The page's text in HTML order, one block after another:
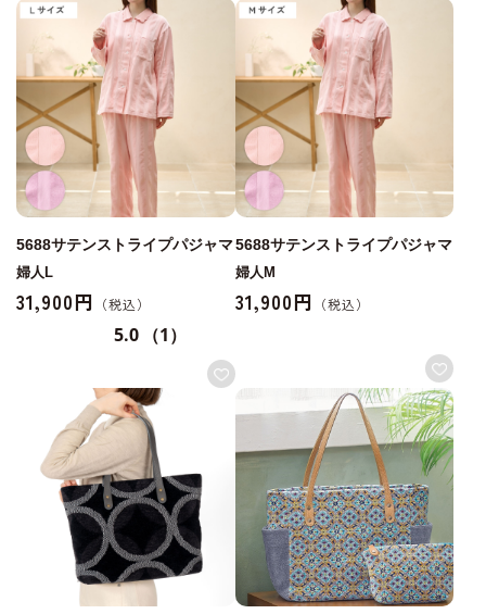
5688サテンストライプパジャマ
婦人L
31,900円
5.0 （1）
5688サテンストライプパジャマ
婦人M
31,900円